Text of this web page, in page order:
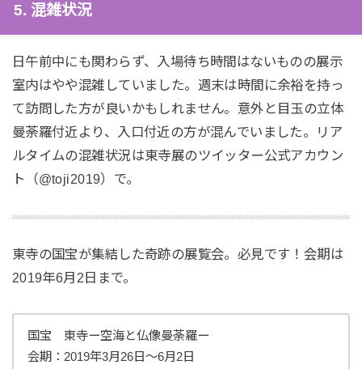
5. 混雑状況
日午前中にも関わらず、入場待ち時間はないものの展示
室内はやや混雑していました。週末は時間に余裕を持っ
て訪問した方が良いかもしれません。意外と目玉の立体
曼荼羅付近より、入口付近の方が混んでいました。リア
ルタイムの混雑状況は東寺展のツイッター公式アカウン
ト（@toji2019）で。
東寺の国宝が集結した奇跡の展覧会。必見です！会期は
2019年6月2日まで。
国宝 東寺ー空海と仏像曼荼羅ー
会期：2019年3月26日〜6月2日